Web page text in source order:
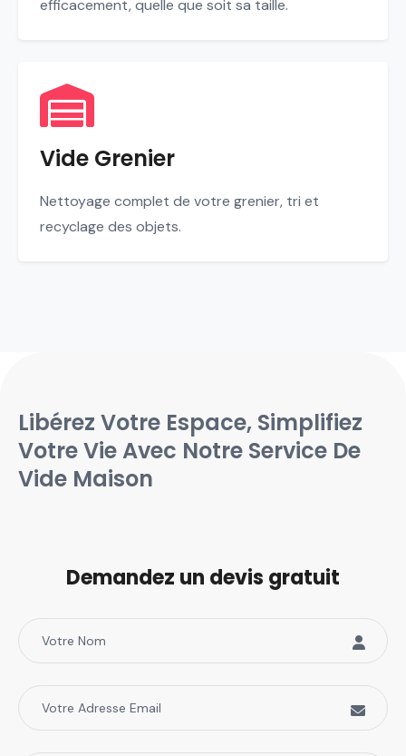
efficacement, quelle que soit sa taille.
Vide Grenier
Nettoyage complet de votre grenier, tri et
recyclage des objets.
Libérez Votre Espace, Simplifiez
Votre Vie Avec Notre Service De
Vide Maison
Demandez un devis gratuit